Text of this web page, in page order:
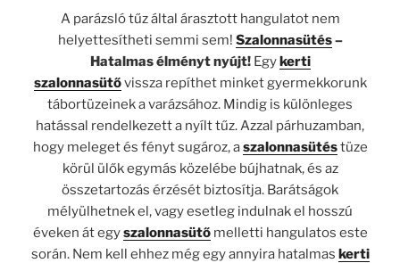
A parázsló tűz által árasztott hangulatot nem
helyettesítheti semmi sem! Szalonnasütés–
Hatalmas élményt nyújt! Egykerti
szalonnasütővissza repíthet minket gyermekkorunk
tábortüzeinek a varázsához. Mindig is különleges
hatással rendelkezett a nyílt tűz. Azzal párhuzamban,
hogy meleget és fényt sugároz, aszalonnasütéstüze
körül ülők egymás közelébe bújhatnak, és az
összetartozás érzését biztosítja. Barátságok
mélyülhetnek el, vagy esetleg indulnak el hosszú
éveken át egyszalonnasütőmelletti hangulatos este
során. Nem kell ehhez még egy annyira hatalmas kerti